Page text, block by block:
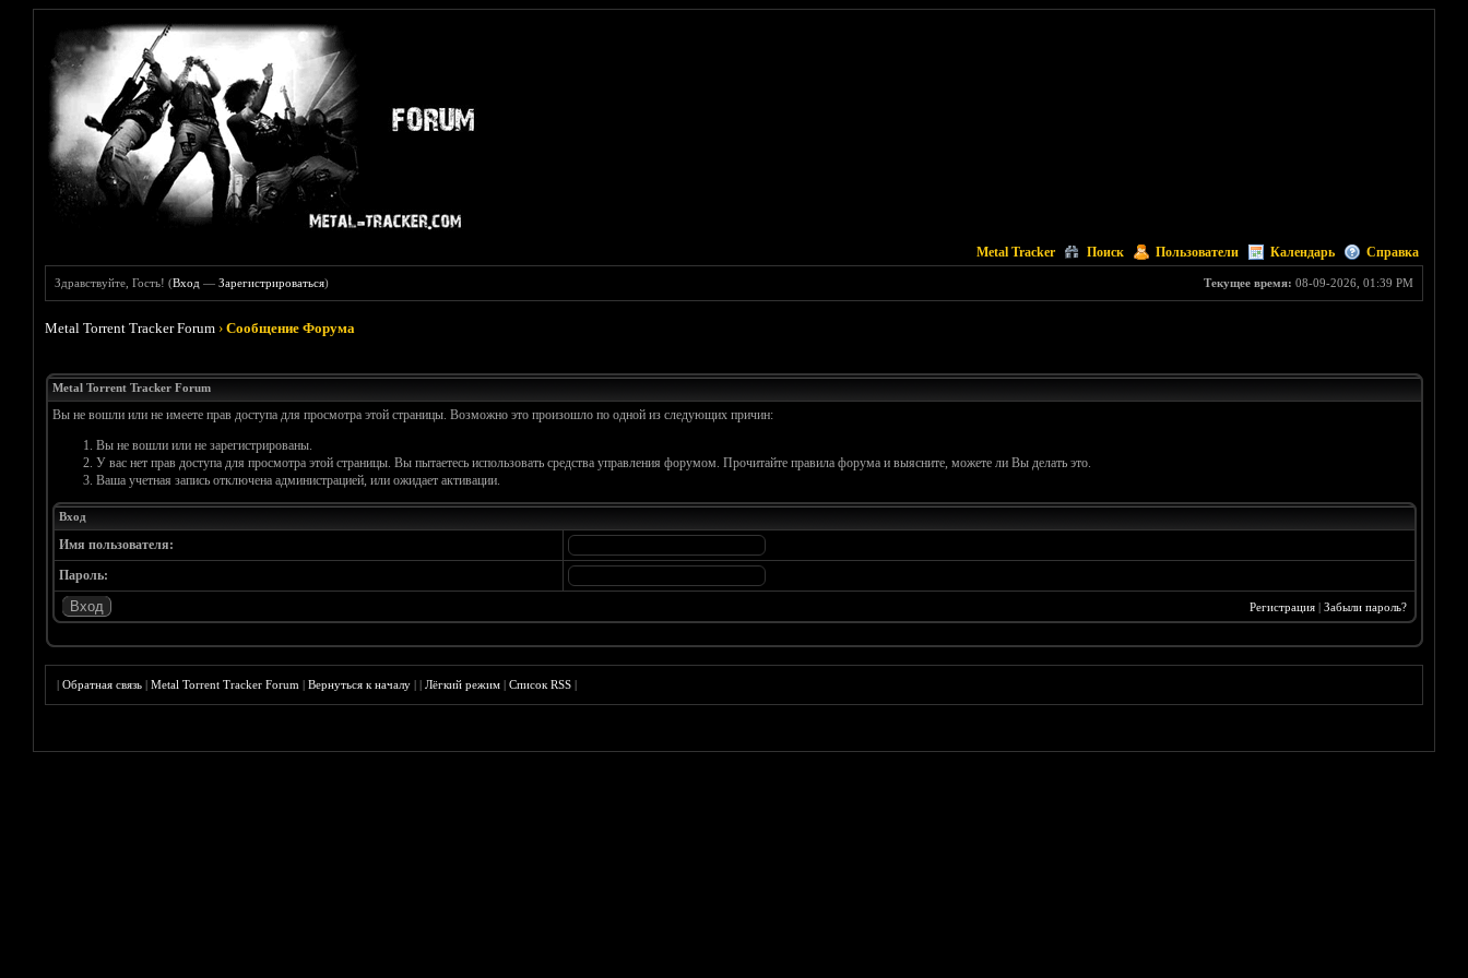
Metal Tracker Поиск Пользователи Календарь Справка
Текущее время: 08-09-2026, 01:39 PM
Здравствуйте, Гость! (Вход —Зарегистрироваться)
Metal Torrent Tracker Forum ›Сообщение Форума
Metal Torrent Tracker Forum
Вы не вошли или не имеете прав доступа для просмотра этой страницы. Возможно это произошло по одной из следующих причин:
Вы не вошли или не зарегистрированы.
У вас нет прав доступа для просмотра этой страницы. Вы пытаетесь использовать средства управления форумом. Прочитайте правила форума и выясните, можете ли Вы делать это.
Ваша учетная запись отключена администрацией, или ожидает активации.
Вход
Имя пользователя:
Пароль:
Регистрация| Забыли пароль?
|Обратная связь |Metal Torrent Tracker Forum |Вернуться к началу ||Лёгкий режим |Список RSS |